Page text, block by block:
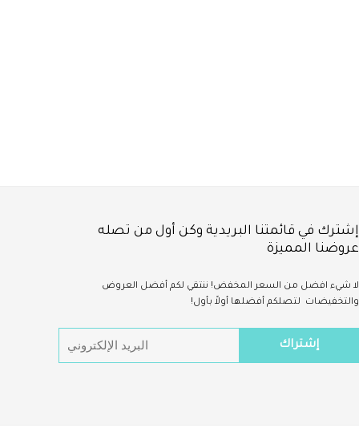
إشترك في قائمتنا البريدية وكن أول من تصله
عروضنا المميزة
لا شيء افضل من السعر المخفض! ننتقي لكم أفضل العروض
والتخفيضات لتصلكم أفضلها أولاً بأول!